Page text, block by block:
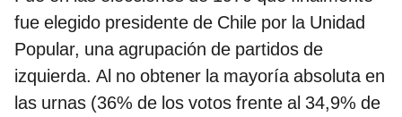
fue elegido presidente de Chile por la Unidad
Popular, una agrupación de partidos de
izquierda. Al no obtener la mayoría absoluta en
las urnas (36% de los votos frente al 34,9% de